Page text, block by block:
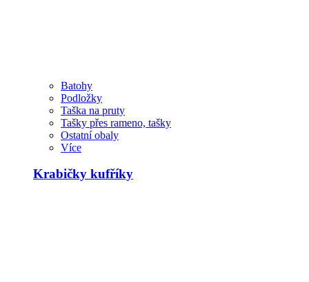
Batohy
Podložky
Taška na pruty
Tašky přes rameno, tašky
Ostatní obaly
Více
Krabičky kufříky